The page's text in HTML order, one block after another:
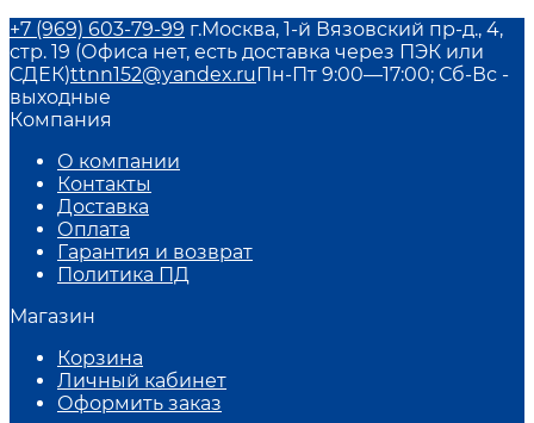
+7 (969) 603-79-99 г.Москва, 1-й Вязовский пр-д., 4,
стр. 19 (Офиса нет, есть доставка через ПЭК или
СДЕК)ttnn152@yandex.ruПн-Пт 9:00—17:00; Сб-Вс -
выходные
Компания
О компании
Контакты
Доставка
Оплата
Гарантия и возврат
Политика ПД
Магазин
Корзина
Личный кабинет
Оформить заказ